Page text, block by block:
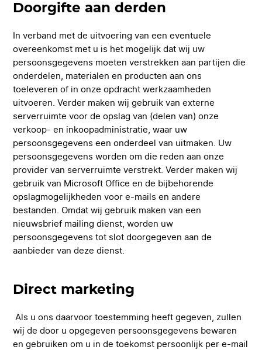
Doorgifte aan derden
In verband met de uitvoering van een eventuele
overeenkomst met u is het mogelijk dat wij uw
persoonsgegevens moeten verstrekken aan partijen die
onderdelen, materialen en producten aan ons
toeleveren of in onze opdracht werkzaamheden
uitvoeren. Verder maken wij gebruik van externe
serverruimte voor de opslag van (delen van) onze
verkoop- en inkoopadministratie, waar uw
persoonsgegevens een onderdeel van uitmaken. Uw
persoonsgegevens worden om die reden aan onze
provider van serverruimte verstrekt. Verder maken wij
gebruik van Microsoft Office en de bijbehorende
opslagmogelijkheden voor e-mails en andere
bestanden. Omdat wij gebruik maken van een
nieuwsbrief mailing dienst, worden uw
persoonsgegevens tot slot doorgegeven aan de
aanbieder van deze dienst.
Direct marketing
Als u ons daarvoor toestemming heeft gegeven, zullen
wij de door u opgegeven persoonsgegevens bewaren
en gebruiken om u in de toekomst persoonlijk per e-mail